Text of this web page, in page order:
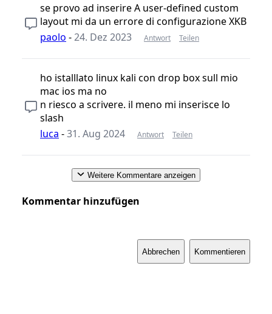
se provo ad inserire A user-defined custom
layout mi da un errore di configurazione XKB
paolo -24. Dez 2023 Antwort Teilen
ho istalllato linux kali con drop box sull mio
mac ios ma no
n riesco a scrivere. il meno mi inserisce lo
slash
luca -31. Aug 2024 Antwort Teilen
Weitere Kommentare anzeigen
Kommentar hinzufügen
Abbrechen Kommentieren